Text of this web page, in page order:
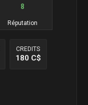
8
Réputation
CREDITS
180 C$